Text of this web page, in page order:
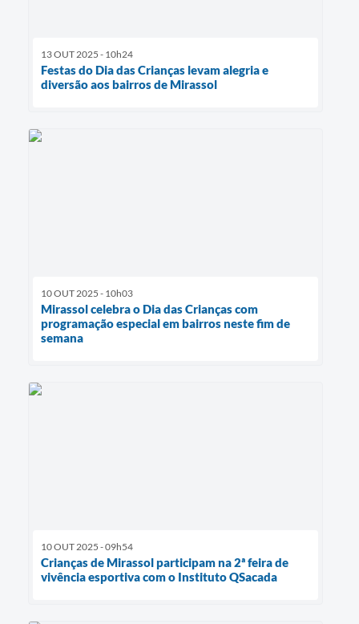
13 OUT 2025 - 10h24
Festas do Dia das Crianças levam alegria e
diversão aos bairros de Mirassol
10 OUT 2025 - 10h03
Mirassol celebra o Dia das Crianças com
programação especial em bairros neste fim de
semana
10 OUT 2025 - 09h54
Crianças de Mirassol participam na 2ª feira de
vivência esportiva com o Instituto QSacada